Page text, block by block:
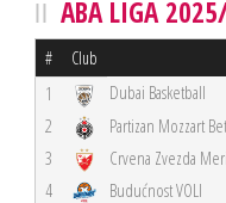
ABA LIGA
# Club
1 Dubai Basketball
2
Partizan Mozzart Bet
3
Crvena Zvezda
4
Budućnost VOLI